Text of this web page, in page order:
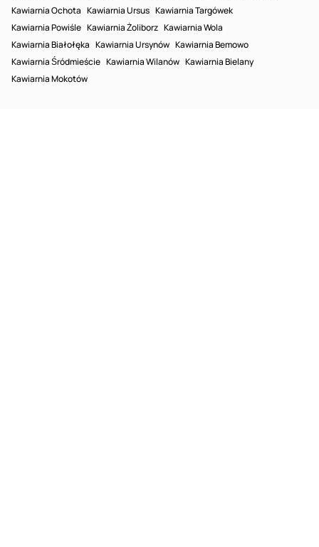
Kawiarnia Ochota Kawiarnia Ursus Kawiarnia Targówek
Kawiarnia Powiśle Kawiarnia Żoliborz Kawiarnia Wola
Kawiarnia Białołęka Kawiarnia Ursynów Kawiarnia Bemowo
Kawiarnia Śródmieście Kawiarnia Wilanów Kawiarnia Bielany
Kawiarnia Mokotów